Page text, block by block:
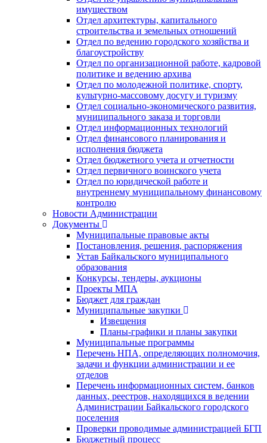
имуществом
Отдел архитектуры, капитального
строительства и земельных отношений
Отдел по ведению городского хозяйства и
благоустройству
Отдел по организационной работе, кадровой
политике и ведению архива
Отдел по молодежной политике, спорту,
культурно-массовому досугу и туризму
Отдел социально-экономического развития,
муниципального заказа и торговли
Отдел информационных технологий
Отдел финансового планирования и
исполнения бюджета
Отдел бюджетного учета и отчетности
Отдел первичного воинского учета
Отдел по юридической работе и
внутреннему муниципальному финансовому
контролю
Новости Администрации
Документы
Муниципальные правовые акты
Постановления, решения, распоряжения
Устав Байкальского муниципального
образования
Конкурсы, тендеры, аукционы
Проекты МПА
Бюджет для граждан
Муниципальные закупки
Извещения
Планы-графики и планы закупки
Муниципальные программы
Перечень НПА, определяющих полномочия,
задачи и функции администрации и ее
отделов
Перечень информационных систем, банков
данных, реестров, находящихся в ведении
Администрации Байкальского городского
поселения
Проверки проводимые администрацией БГП
Бюджетный процесс